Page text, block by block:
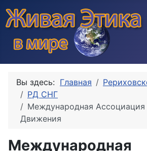
Вы здесь: Главная
РД СНГ
Международная Ассоциация
Движения
Международная